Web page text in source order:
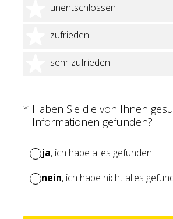
unentschlossen
3 Sterne
zufrieden
4 Sterne
sehr zufrieden
5 Sterne
* Haben Sie die von Ihnen
Informationen gefunden?
(Erforderlich.)
ja, ich habe alles gefunden
nein, ich habe nicht alles